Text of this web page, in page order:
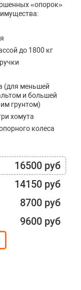
«опорок»
до 1800 кг
(для меньшей
и большей
грунтом)
хомута
колеса
16500 руб
14150 руб
8700 руб
9600 руб